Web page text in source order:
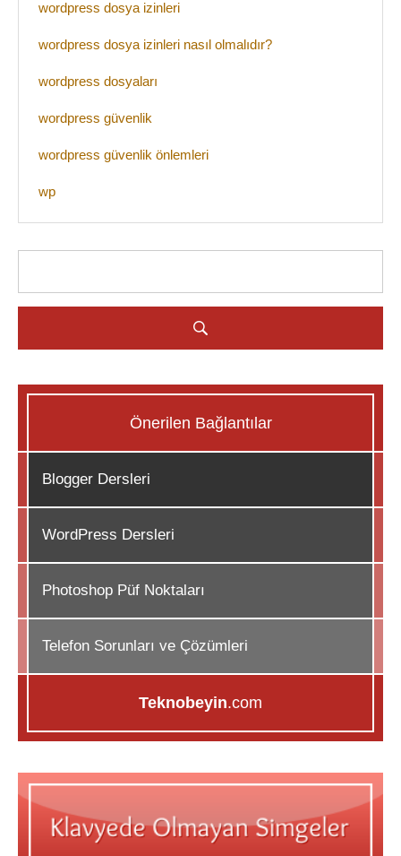
wordpress dosya izinleri
wordpress dosya izinleri nasıl olmalıdır?
wordpress dosyaları
wordpress güvenlik
wordpress güvenlik önlemleri
wp
Önerilen Bağlantılar
Blogger Dersleri
WordPress Dersleri
Photoshop Püf Noktaları
Telefon Sorunları ve Çözümleri
Teknobeyin.com